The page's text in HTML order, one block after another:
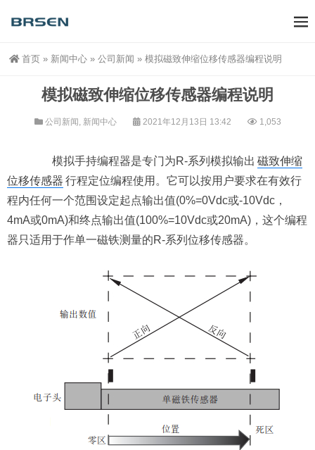
首页 » 新闻中心 » 公司新闻 » 模拟磁致伸缩位移传感器编程说明
模拟磁致伸缩位移传感器编程说明
公司新闻 , 新闻中心 2021年12月13日 13:42 1,053
模拟手持编程器是专门为R-系列模拟输出 磁致伸缩
位移传感器 行程定位编程使用。它可以按用户要求在有效行
程内任何一个范围设定起点输出值(0%=0Vdc或-10Vdc，
4mA或0mA)和终点输出值(100%=10Vdc或20mA)，这个编程
器只适用于作单一磁铁测量的R-系列位移传感器。